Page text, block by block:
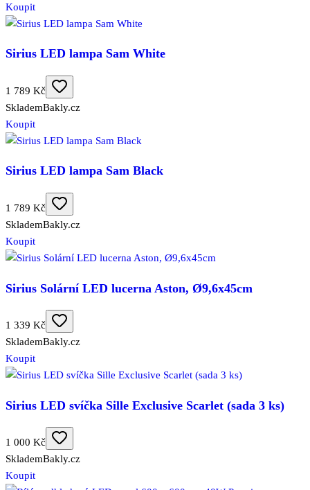
Koupit
Sirius LED lampa Sam White
1 789 Kč
SklademBakly.cz
Koupit
Sirius LED lampa Sam Black
1 789 Kč
SklademBakly.cz
Koupit
Sirius Solární LED lucerna Aston, Ø9,6x45cm
1 339 Kč
SklademBakly.cz
Koupit
Sirius LED svíčka Sille Exclusive Scarlet (sada 3 ks)
1 000 Kč
SklademBakly.cz
Koupit